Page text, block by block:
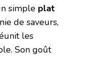
simple plat
de saveurs,
les
Son goût